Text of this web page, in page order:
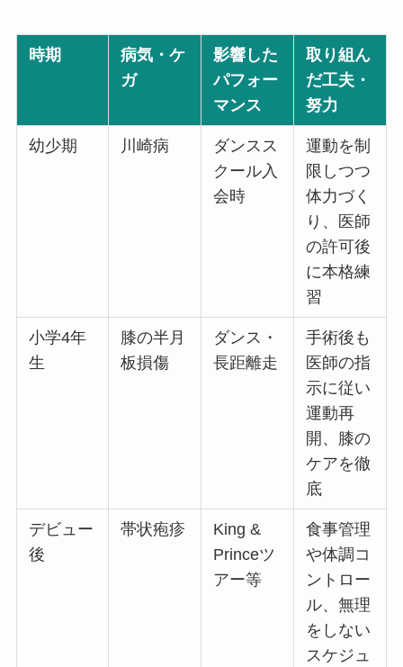
時期
病気・ケ
ガ
影響した
パフォー
マンス
取り組ん
だ工夫・
努力
幼少期 川崎病
ダンスス
クール入
会時
運動を制
限しつつ
体力づく
り、医師
の許可後
に本格練
習
小学4年
生
膝の半月
板損傷
ダンス・
長距離走
手術後も
医師の指
示に従い
運動再
開、膝の
ケアを徹
底
デビュー
後
帯状疱疹
King &
Princeツ
アー等
食事管理
や体調コ
ントロー
ル、無理
をしない
スケジュ